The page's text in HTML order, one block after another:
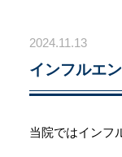
2024.11.13
インフルエ
当院ではインフ